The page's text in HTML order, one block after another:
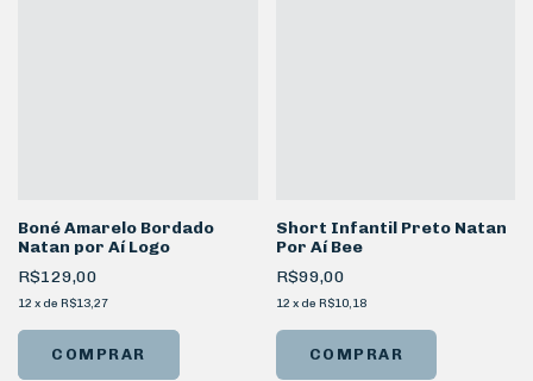
Boné Amarelo Bordado
Natan por Aí Logo
R$129,00
12 x de R$13,27
Short Infantil Preto Natan
Por Aí Bee
R$99,00
12 x de R$10,18
COMPRAR